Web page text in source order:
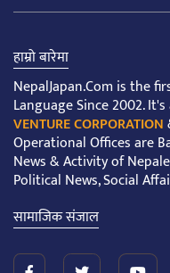
हाम्रो बारेमा
NepalJapan.Com is the
Language Since 2002.
VENTURE CORPORATION
Operational Offices are
News & Activity of
Political News, Social
सामाजिक संजाल